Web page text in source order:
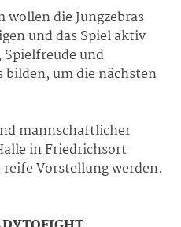
die Jungzebras
und das Spiel aktiv
und
bilden, um die nächsten
mannschaftlicher
in Friedrichsort
Vorstellung werden.